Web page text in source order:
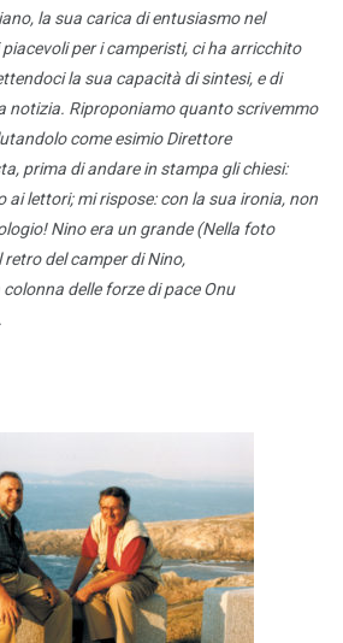
la sua carica di entusiasmo nel
per i camperisti, ci ha arricchito
la sua capacità di sintesi, e di
notizia. Riproponiamo quanto scrivemmo
come esimio Direttore
prima di andare in stampa gli chiesi:
ai lettori; mi rispose: con la sua ironia, non
Nino era un grande (Nella foto
del camper di Nino,
delle forze di pace Onu